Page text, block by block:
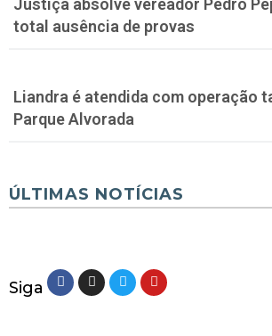
total ausência de provas
Liandra é atendida com operação
Parque Alvorada
ÚLTIMAS NOTÍCIAS
Siga